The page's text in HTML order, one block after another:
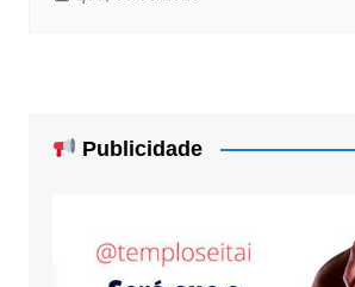
Publicidade